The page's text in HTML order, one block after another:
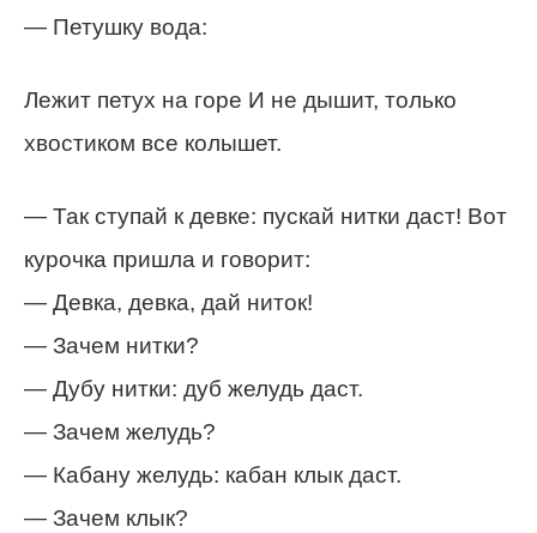
— Петушку вода:
Лежит петух на горе И не дышит, только
хвостиком все колышет.
— Так ступай к девке: пускай нитки даст! Вот
курочка пришла и говорит:
— Девка, девка, дай ниток!
— Зачем нитки?
— Дубу нитки: дуб желудь даст.
— Зачем желудь?
— Кабану желудь: кабан клык даст.
— Зачем клык?